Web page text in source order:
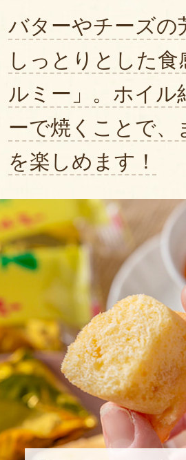
バターやチーズの
しっとりとした
ルミー」。ホイル
ーで焼くことで、
を楽しめます！